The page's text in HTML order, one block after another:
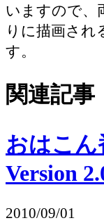
いますので、
りに描画され
す。
関連記事
おはこ
Version
2010/09/01